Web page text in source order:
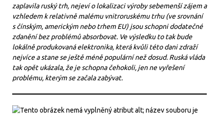
zaplavila ruský trh, nejeví o lokalizaci výroby sebemenší zájem a
vzhledem k relativně malému vnitro­ruskému trhu (ve srovnání
s čínským, americkým nebo trhem EU) jsou schopni dodatečné
zdanění bez problémů absorbovat. Ve výsledku to tak bude
lokálně produkovaná elektronika, která kvůli této dani zdraží
nejvíce a stane se ještě méně populární než dosud. Ruská vláda
tak opět ukázala, že je schopna čehokoli, jen ne vyřešení
problému, kterým se začala zabývat.